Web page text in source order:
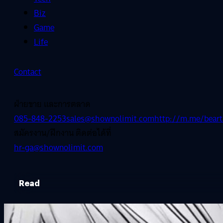
Biz
Game
Life
Contact
ฝ่ายขาย และการตลาด
085-848-2253sales@shownolimit.comhttp://m.me/
สมัครงาน/ฝึกงาน ติดต่อได้ที่
hr-ga@shownolimit.com
Read